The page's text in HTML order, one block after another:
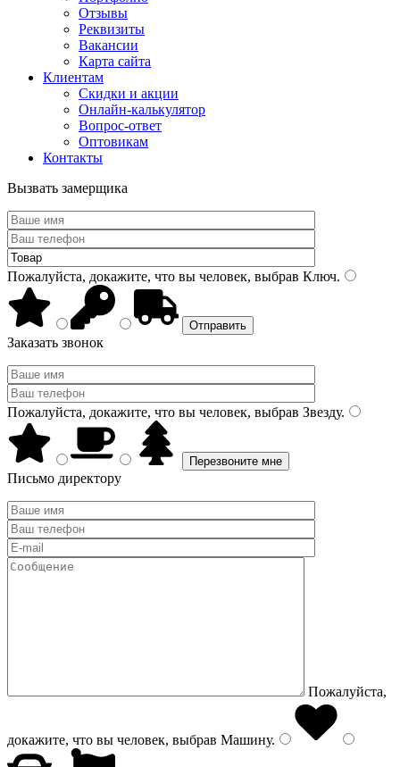
Отзывы
Реквизиты
Вакансии
Карта сайта
Клиентам
Скидки и акции
Онлайн-калькулятор
Вопрос-ответ
Оптовикам
Контакты
Вызвать замерщика
Пожалуйста, докажите, что вы человек, выбрав Ключ.
Заказать звонок
Пожалуйста, докажите, что вы человек, выбрав Звезду.
Письмо директору
Пожалуйста,
докажите, что вы человек, выбрав Машину.